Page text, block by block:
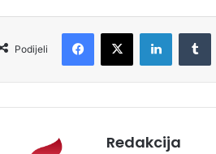
Podijeli
Redakcija